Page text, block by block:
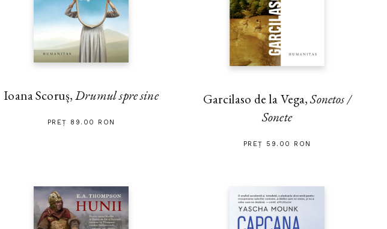
Ioana Scoruș,Drumul spre sine
PREȚ 89.00 RON
Garcilaso de la Vega,Sonetos /
Sonete
PREȚ 59.00 RON